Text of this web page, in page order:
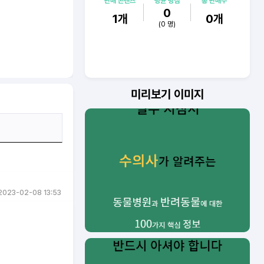
1개 0
(0 명) 0개
02-08 13:53
미리보기 이미지